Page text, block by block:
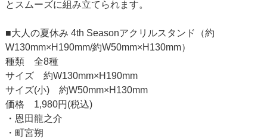
とスムーズに組み立てられます。
■大人の夏休み 4th Seasonアクリルスタンド（約
W130mm×H190mm/約W50mm×H130mm）
種類 全8種
サイズ 約W130mm×H190mm
サイズ(小) 約W50mm×H130mm
価格 1,980円(税込)
・恩田龍之介
・町宮朔